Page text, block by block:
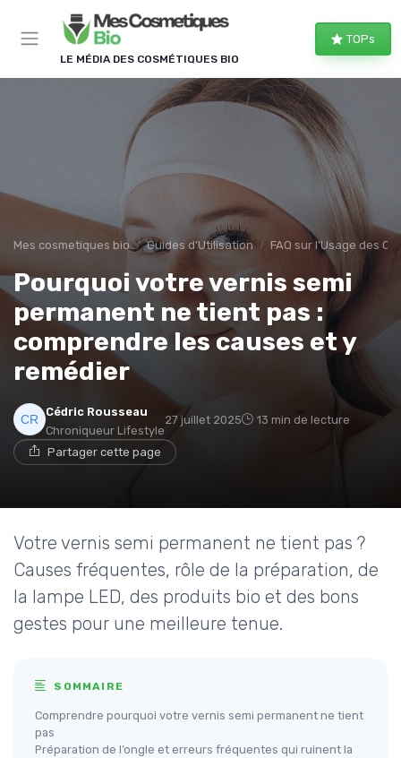
LE MÉDIA DES COSMÉTIQUES BIO
TOPs
Mes cosmetiques bio Guides d'Utilisation FAQ sur l'Usage des
Pourquoi votre vernis semi
permanent ne tient pas :
comprendre les causes et y
remédier
Cédric Rousseau
Chroniqueur Lifestyle
27 juillet 2025 13 min de lecture
Partager cette page
Votre vernis semi permanent ne tient pas ?
Causes fréquentes, rôle de la préparation, de
la lampe LED, des produits bio et des bons
gestes pour une meilleure tenue.
SOMMAIRE
Comprendre pourquoi votre vernis semi permanent ne tient
pas
Préparation de l’ongle et erreurs fréquentes qui ruinent la
Panneau de gestion des cookies